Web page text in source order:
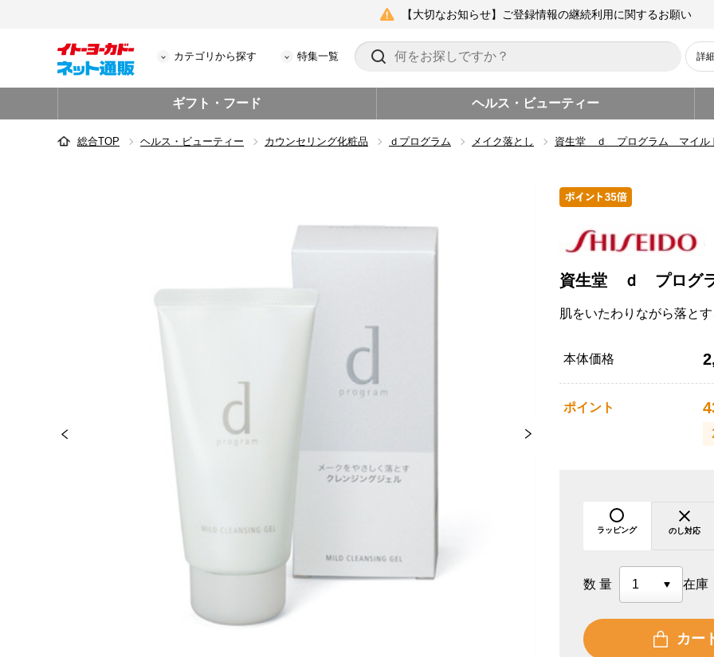
【大切なお知らせ】ご登録情報の継続利用に関するお願い
カテゴリから探す 特集一覧 詳
ギフト・フード ヘルス・ビューティー
総合TOP ヘルス・ビューティー カウンセリング化粧品 ｄプログラム メイク落とし 資生堂 ｄ プログラム マイル
資生堂 ｄ プログ
肌をいたわりながら落と
本体価格
ポイント
ラッピング のし対応
数量 在庫
カー